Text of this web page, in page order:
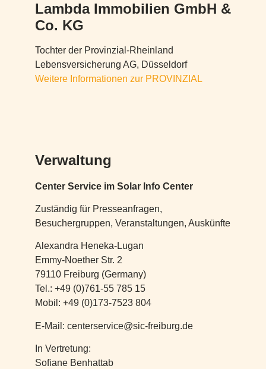
Lambda Immobilien GmbH &
Co. KG
Tochter der Provinzial-Rheinland
Lebensversicherung AG, Düsseldorf
Weitere Informationen zur PROVINZIAL
Verwaltung
Center Service im Solar Info Center
Zuständig für Presseanfragen,
Besuchergruppen, Veranstaltungen, Auskünfte
Alexandra Heneka-Lugan
Emmy-Noether Str. 2
79110 Freiburg (Germany)
Tel.: +49 (0)761-55 785 15
Mobil: +49 (0)173-7523 804
E-Mail: centerservice@sic-freiburg.de
In Vertretung:
Sofiane Benhattab